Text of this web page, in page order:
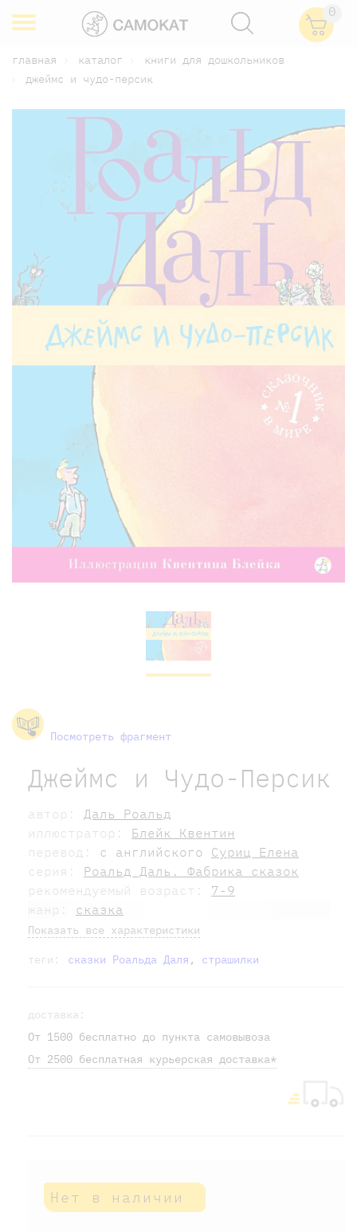
0
главная каталог
книги для дошкольников
джеймс и чудо-персик
Посмотреть фрагмент
Джеймс и Чудо-Персик
автор: Даль Роальд
иллюстратор: Блейк Квентин
перевод: с английского Суриц Елена
серия: Роальд Даль. Фабрика сказок
рекомендуемый возраст: 7-9
жанр: сказка
Показать все характеристики
теги: сказки Роальда Даля , страшилки
доставка:
От 1500 бесплатно до пункта самовывоза
От 2500 бесплатная курьерская доставка*
Нет в наличии